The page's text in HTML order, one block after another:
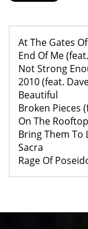
At The Gates
End Of Me
Not Strong
2010 (feat.
Beautiful
Broken Pieces
On The
Bring Them To
Sacra
Rage Of